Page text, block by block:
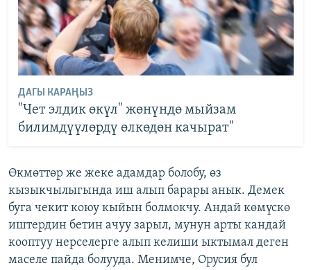
ДАГЫ КАРАҢЫЗ
"Чет элдик өкүл" жөнүндө мыйзам
билимдүүлөрдү өлкөдөн качырат"
Өкмөттөр же жеке адамдар болобу, өз
кызыкчылыгында иш алып барары анык. Демек
буга чекит коюу кыйын болмокчу. Андай көмүскө
иштердин бетин ачуу зарыл, мунун арты кандай
кооптуу нерселерге алып келиши ыктымал деген
маселе пайда болууда. Менимче, Орусия бул